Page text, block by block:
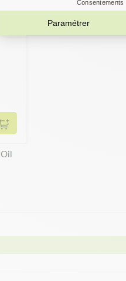
Ajouter au panier